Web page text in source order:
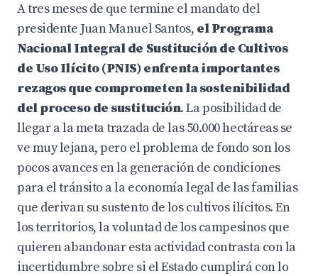
A tres meses de que termine el mandato del
presidente Juan Manuel Santos, el Programa
Nacional Integral de Sustitución de Cultivos
de Uso Ilícito (PNIS) enfrenta importantes
rezagos que comprometen la sostenibilidad
del proceso de sustitución. La posibilidad de
llegar a la meta trazada de las 50.000 hectáreas se
ve muy lejana, pero el problema de fondo son los
pocos avances en la generación de condiciones
para el tránsito a la economía legal de las familias
que derivan su sustento de los cultivos ilícitos. En
los territorios, la voluntad de los campesinos que
quieren abandonar esta actividad contrasta con la
incertidumbre sobre si el Estado cumplirá con lo